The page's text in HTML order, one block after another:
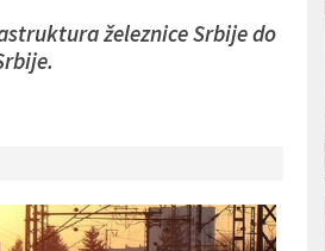
železnice Srbije do